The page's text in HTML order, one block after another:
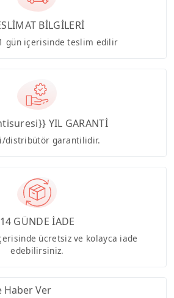
BİLGİLERİ
gün içerisinde teslim edilir
YIL GARANTİ
distribütör garantilidir.
14 GÜNDE İADE
ücretsiz ve kolayca iade
edebilirsiniz.
Haber Ver